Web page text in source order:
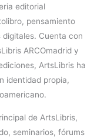
editorial
pensamiento
Cuenta con
ARCOmadrid y
ArtsLibris ha
identidad propia,
de ArtsLibris,
seminarios, fórums